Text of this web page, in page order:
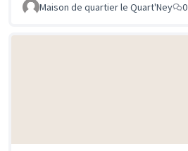
Maison de quartier le Quart'Ney 0